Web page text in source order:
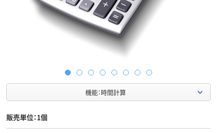
機能：時間計算
販売単位：1個